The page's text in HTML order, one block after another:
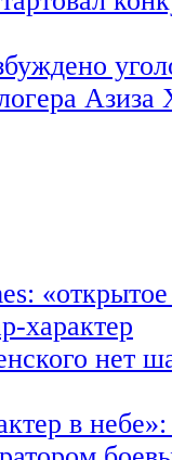
Азиза
характер
нет
в